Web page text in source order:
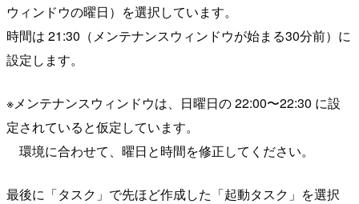
ウィンドウの曜日）を選択しています。
時間は 21:30（メンテナンスウィンドウが始まる30分前）に
設定します。
※メンテナンスウィンドウは、日曜日の 22:00〜22:30 に設
定されていると仮定しています。
環境に合わせて、曜日と時間を修正してください。
最後に「タスク」で先ほど作成した「起動タスク」を選択